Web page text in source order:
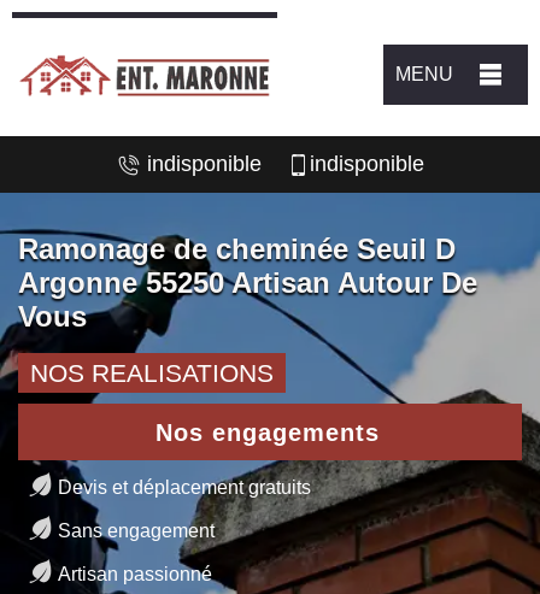
MENU
indisponible indisponible
Ramonage de cheminée Seuil D
Argonne 55250 Artisan Autour De
Vous
NOS REALISATIONS
Nos engagements
Devis et déplacement gratuits
Sans engagement
Artisan passionné